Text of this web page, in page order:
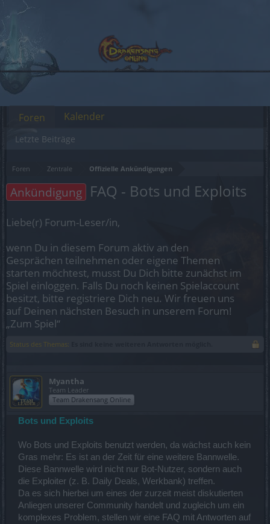
Foren Zentrale Offizielle Ankündigungen
Ankündigung FAQ - Bots und Exploits
Liebe(r) Forum-Leser/in,
wenn Du in diesem Forum aktiv an den
Gesprächen teilnehmen oder eigene Themen
starten möchtest, musst Du Dich bitte zunächst im
Spiel einloggen. Falls Du noch keinen Spielaccount
besitzt, bitte registriere Dich neu. Wir freuen uns
auf Deinen nächsten Besuch in unserem Forum!
„Zum Spiel“
Status des Themas:
Myantha
Team Leader
Team Drakensang Online
Bots und Exploits
Wo Bots und Exploits benutzt werden, da wächst auch kein
Gras mehr: Es ist an der Zeit für eine weitere Bannwelle.
Diese Bannwelle wird nicht nur Bot-Nutzer, sondern auch
die Exploiter (z. B. Daily Deals, Werkbank) treffen.
Da es sich hierbei um eines der zurzeit meist diskutierten
Anliegen unserer Community handelt und zugleich um ein
komplexes Problem, stellen wir eine FAQ mit Antworten auf
Foren
Letzte Beiträge
Kalender